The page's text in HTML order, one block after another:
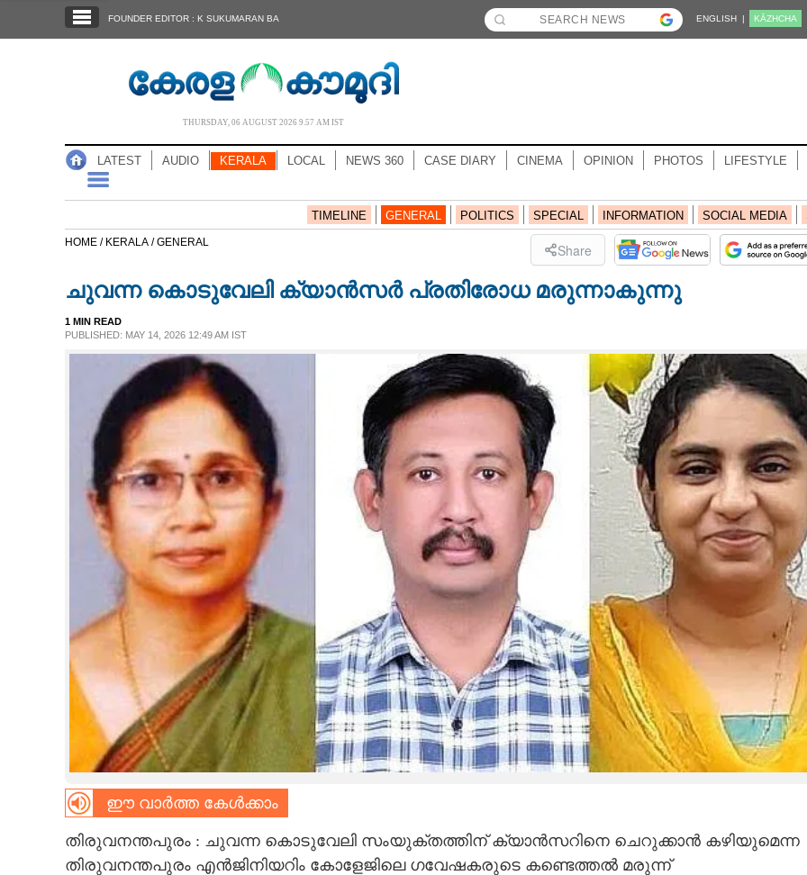
NOTIFIED NEWS
SPIRITUAL
CARTOONS
FOUNDER EDITOR : K SUKUMARAN BA ENGLISH | KĀZHCHA
THURSDAY, 06 AUGUST 2026 9.57 AM IST
LATEST AUDIO KERALA LOCAL NEWS 360 CASE DIARY CINEMA OPINION PHOTOS LIFESTYLE
TIMELINE GENERAL POLITICS SPECIAL INFORMATION SOCIAL MEDIA
HOME / KERALA /GENERAL Share
ചുവന്ന കൊടുവേലി ക്യാൻസർ പ്രതിരോധ മരുന്നാകുന്നു
1 MIN READ
PUBLISHED: MAY 14, 2026 12:49 AM IST
ഈ വാർത്ത കേൾക്കാം
തിരുവനന്തപുരം : ചുവന്ന കൊടുവേലി സംയുക്തത്തിന് ക്യാൻസറിനെ ചെറുക്കാൻ കഴിയുമെന്ന
തിരുവനന്തപുരം എൻജിനിയറിം കോളേജിലെ ഗവേഷകരുടെ കണ്ടെത്തൽ മരുന്ന്